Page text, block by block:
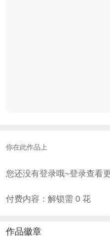
你在此作品上
您还没有登录哦~登录查看
付费内容：解锁需 0花
作品徽章